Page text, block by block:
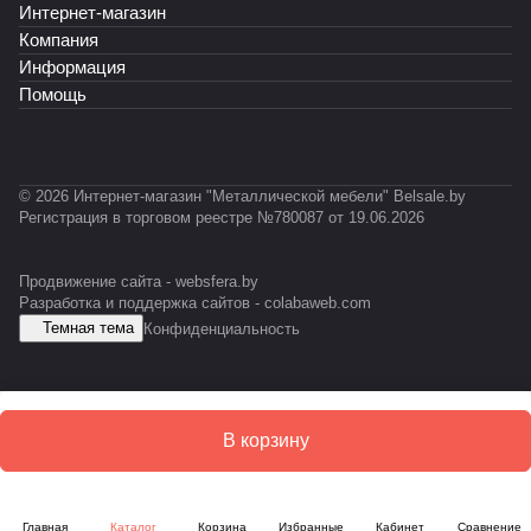
-
P
R
O
F
R
К
T
0
3
1
Т
0
2
3
-
E
S
В корзину
Главная Каталог Корзина Избранные Кабинет Сравнение
Интернет-магазин
Компания
Информация
Помощь
© 2026 Интернет-магазин "Металлической мебели" Belsale.by
Регистрация в торговом реестре №780087 от 19.06.2026
Продвижение сайта - websfera.by
Разработка и поддержка сайтов - colabaweb.com
Темная тема
Конфиденциальность